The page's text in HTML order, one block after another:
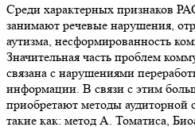
Среди характерных признаков
занимают речевые нарушения,
аутизма, несформированность
Значительная часть проблем
связана с нарушениями
информации. В связи с этим
приобретают методы аудиторной
такие как: метод А. Томатиса,